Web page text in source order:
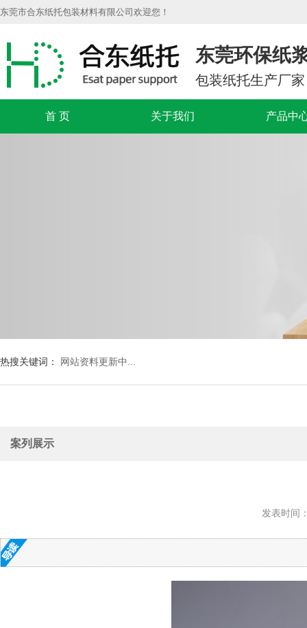
东莞市合东纸托包装材料有限公司欢迎您！
东莞环保纸
包装纸托生产厂家
首 页 关于我们 产品中
热搜关键词： 网站资料更新中...
案列展示
发表时间